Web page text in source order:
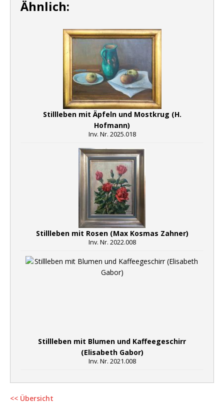
Ähnlich:
Stillleben mit Äpfeln und Mostkrug (H.
Hofmann)
Inv. Nr. 2025.018
Stillleben mit Rosen (Max Kosmas Zahner)
Inv. Nr. 2022.008
Stillleben mit Blumen und Kaffeegeschirr
(Elisabeth Gabor)
Inv. Nr. 2021.008
<< Übersicht